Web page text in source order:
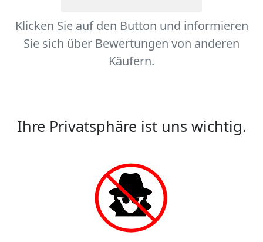
Klicken Sie auf den Button und informieren
Sie sich über Bewertungen von anderen
Käufern.
Ihre Privatsphäre ist uns wichtig.